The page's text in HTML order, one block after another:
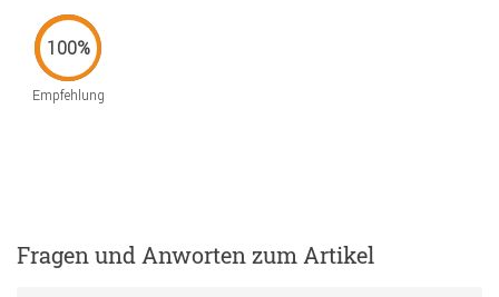
Empfehlung
Fragen und Anworten zum Artikel